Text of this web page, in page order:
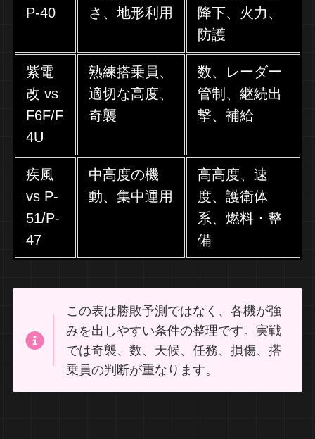
P-40
さ、地形利用
降下、火力、
防護
紫電
改 vs
F6F/F
4U
熟練搭乗員、
適切な高度、
奇襲
数、レーダー
管制、継続出
撃、補給
疾風
vs P-
51/P-
47
中高度の機
動、集中運用
高高度、速
度、護衛体
系、燃料・整
備
この表は勝敗予測ではなく、各機が強
みを出しやすい条件の整理です。実戦
では奇襲、数、天候、任務、損傷、搭
乗員の判断が重なります。